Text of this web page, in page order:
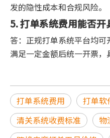
发的隐性成本和合规风险。
5. 打单系统费用能否开
答：正规打单系统平台均
满足一定金额后统一开票，
打单系统费用
打单软
清关系统收费标准
物